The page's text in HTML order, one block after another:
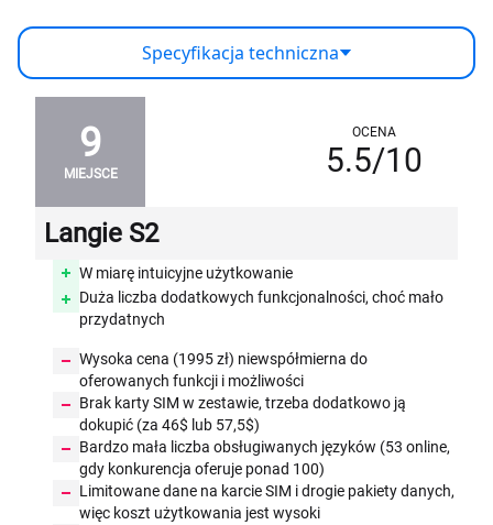
Specyfikacja techniczna
9
MIEJSCE
Langie S2
OCENA
5.5/10
W miarę intuicyjne użytkowanie
Duża liczba dodatkowych funkcjonalności, choć mało
przydatnych
Wysoka cena (1995 zł) niewspółmierna do
oferowanych funkcji i możliwości
Brak karty SIM w zestawie, trzeba dodatkowo ją
dokupić (za 46$ lub 57,5$)
Bardzo mała liczba obsługiwanych języków (53 online,
gdy konkurencja oferuje ponad 100)
Limitowane dane na karcie SIM i drogie pakiety danych,
więc koszt użytkowania jest wysoki